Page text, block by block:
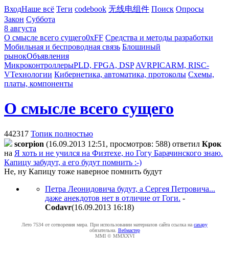
ВходНаше всё Теги codebook 无线电组件 Поиск Опросы
Закон Суббота
8 августа
О смысле всего сущего0xFF Средства и методы разработки
Мобильная и беспроводная связь Блошиный
рынокОбъявления
МикроконтроллерыPLD, FPGA, DSP AVRPICARM, RISC-
VТехнологии Кибернетика, автоматика, протоколы Схемы,
платы, компоненты
О смысле всего сущего
442317 Топик полностью
scorpion (16.09.2013 12:51, просмотров: 588) ответил Крок
на Я хоть и не учился на Физтехе, но Гогу Барачинского знаю.
Капицу забудут, а его будут помнить :-)
Не, ну Капицу тоже наверное помнить будут
Петра Леонидовича будут, а Сергея Петровича...
даже анекдотов нет в отличие от Гоги. -
Codavr(16.09.2013 16:18)
Лето 7534 от сотворения мира. При использовании материалов сайта ссылка на caxapу
обязательна. Вебмастер
MMI © MMXXVI